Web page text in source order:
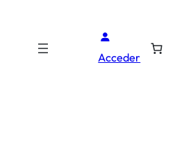
Acceder